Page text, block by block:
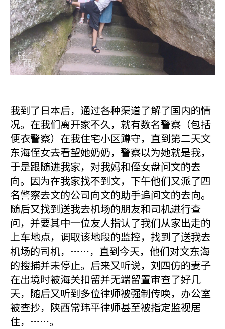
我到了日本后，通过各种渠道了解了国内的情
况。在我们离开家不久，就有数名警察（包括
便衣警察）在我住宅小区蹲守，直到第二天文
东海侄女去看望她奶奶，警察以为她就是我，
于是跟随进我家，对我妈和侄女盘问文的去
向。因为在我家找不到文，下午他们又派了四
名警察去文的公司向文的助手追问文的去向。
随后又找到送我去机场的朋友和司机进行查
问，并要其中一位友人指认了我们从家出走的
上车地点，调取该地段的监控，找到了送我去
机场的司机，……，直到今天，他们对文东海
的搜捕并未停止。后来又听说，刘四仿的妻子
在出境时被海关扣留并无端留置审查了好几
天，随后又听到多位律师被强制传唤，办公室
被查抄，陕西常玮平律师甚至被指定监视居
住，……。